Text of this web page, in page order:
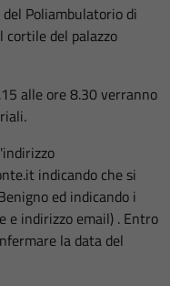
Poliambulatorio di
cortile del palazzo
alle ore 8.30 verranno
indicando che si
ed indicando i
e indirizzo email) . Entro
la data del